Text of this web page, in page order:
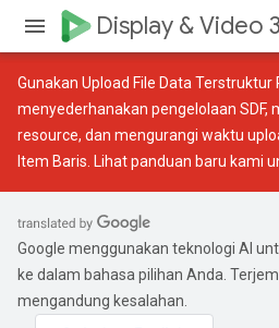
Display & Video
Gunakan Upload File Data Terstruktur
menyederhanakan pengelolaan SDF,
resource, dan mengurangi waktu
Item Baris. Lihatpanduan baru kami
Google menggunakan teknologi AI
ke dalam bahasa pilihan Anda.
mengandung kesalahan.